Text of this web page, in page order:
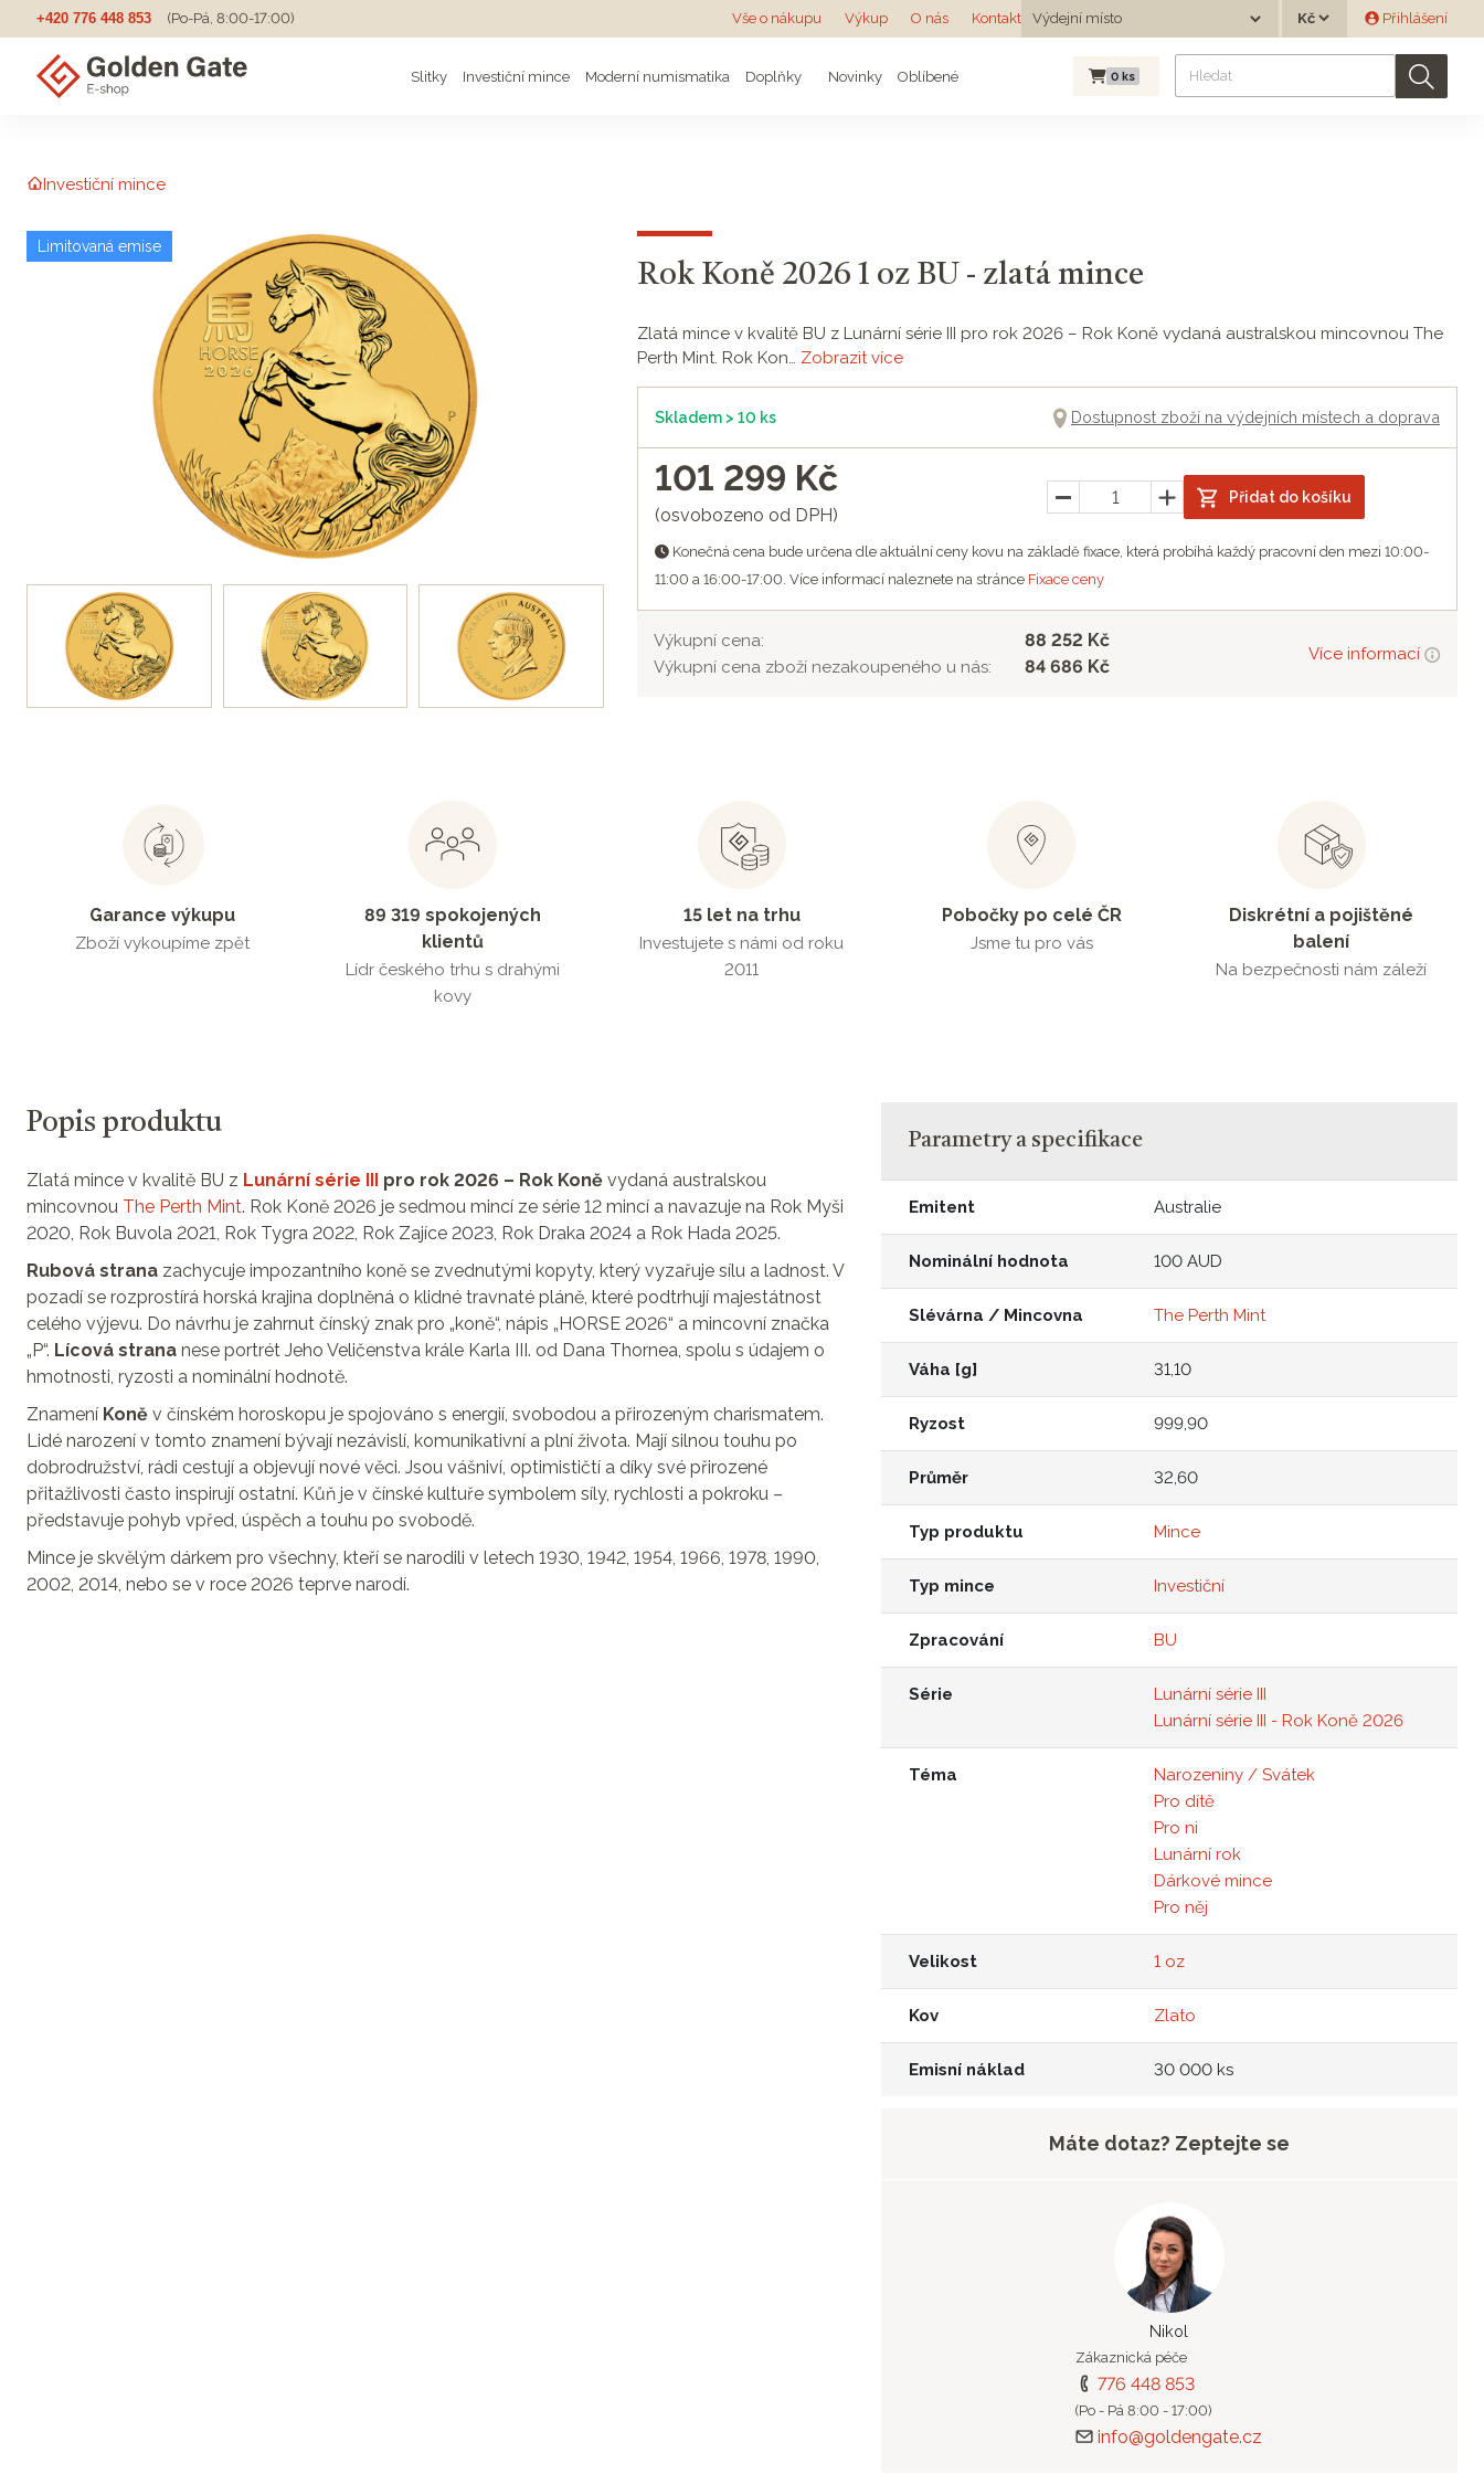
+420 776 448 853 (Po-Pá, 8:00-17:00) Vše o nákupu Výkup O nás Kontakt Výdejní místo
Výdejní místo
Měna Přihlášení
Slitky Investiční mince Moderní numismatika Doplňky Novinky Oblíbené 0 ks
Investiční mince
Limitovaná emise
Rok Koně 2026 1 oz BU - zlatá mince
Zlatá mince v kvalitě BU z Lunární série III pro rok 2026 – Rok Koně vydaná australskou mincovnou The
Perth Mint. Rok Kon… Zobrazit více
Skladem > 10 ks Dostupnost zboží na výdejních místech a doprava
101 299 Kč
(osvobozeno od DPH)
Přidat do košíku
Konečná cena bude určena dle aktuální ceny kovu na základě fixace, která probíhá každý pracovní den mezi 10:00-
11:00 a 16:00-17:00. Více informací naleznete na stránce Fixace ceny
Výkupní cena: 88 252 Kč
Výkupní cena zboží nezakoupeného u nás: 84 686 Kč
Více informací
Garance výkupu
Zboží vykoupíme zpět
89 319 spokojených
klientů
Lídr českého trhu s drahými
kovy
15 let na trhu
Investujete s námi od roku
2011
Pobočky po celé ČR
Jsme tu pro vás
Diskrétní a pojištěné
balení
Na bezpečnosti nám záleží
Popis produktu
Zlatá mince v kvalitě BU z Lunární série III pro rok 2026 – Rok Koně vydaná australskou
mincovnou The Perth Mint. Rok Koně 2026 je sedmou mincí ze série 12 mincí a navazuje na Rok Myši
2020, Rok Buvola 2021, Rok Tygra 2022, Rok Zajíce 2023, Rok Draka 2024 a Rok Hada 2025.
Rubová strana zachycuje impozantního koně se zvednutými kopyty, který vyzařuje sílu a ladnost. V
pozadí se rozprostírá horská krajina doplněná o klidné travnaté pláně, které podtrhují majestátnost
celého výjevu. Do návrhu je zahrnut čínský znak pro „koně“, nápis „HORSE 2026“ a mincovní značka
„P“. Lícová strana nese portrét Jeho Veličenstva krále Karla III. od Dana Thornea, spolu s údajem o
hmotnosti, ryzosti a nominální hodnotě.
Znamení Koně v čínském horoskopu je spojováno s energií, svobodou a přirozeným charismatem.
Lidé narození v tomto znamení bývají nezávislí, komunikativní a plní života. Mají silnou touhu po
dobrodružství, rádi cestují a objevují nové věci. Jsou vášniví, optimističtí a díky své přirozené
přitažlivosti často inspirují ostatní. Kůň je v čínské kultuře symbolem síly, rychlosti a pokroku –
představuje pohyb vpřed, úspěch a touhu po svobodě.
Mince je skvělým dárkem pro všechny, kteří se narodili v letech 1930, 1942, 1954, 1966, 1978, 1990,
2002, 2014, nebo se v roce 2026 teprve narodí.
Parametry a specifikace
Emitent Australie
Nominální hodnota 100 AUD
Slévárna / Mincovna The Perth Mint
Váha [g] 31,10
Ryzost 999,90
Průměr 32,60
Typ produktu Mince
Typ mince Investiční
Zpracování BU
Série
Lunární série III
Lunární série III - Rok Koně 2026
Téma
Narozeniny / Svátek
Pro dítě
Pro ni
Lunární rok
Dárkové mince
Pro něj
Velikost 1 oz
Kov Zlato
Emisní náklad 30 000 ks
Máte dotaz? Zeptejte se
Nikol
Zákaznická péče
776 448 853
(Po - Pá 8:00 - 17:00)
info@goldengate.cz